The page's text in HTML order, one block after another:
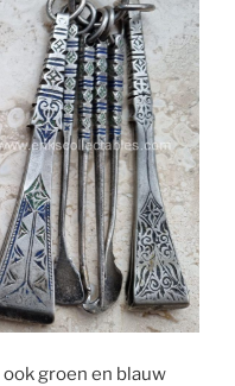
groen en blauw